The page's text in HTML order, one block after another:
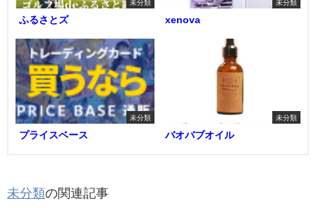
未分類
ふるさとズ
未分類
xenova
未分類
プライスベース
未分類
バオバブオイル
未分類の関連記事